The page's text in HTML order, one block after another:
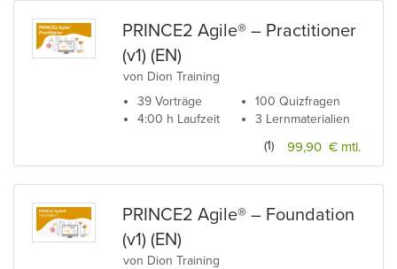
PRINCE2 Agile® – Practitioner
(v1) (EN)
von Dion Training
39 Vorträge
4:00 h Laufzeit
100 Quizfragen
3 Lernmaterialien
99,90 € mtl.
(1)
PRINCE2 Agile® – Foundation
(v1) (EN)
von Dion Training